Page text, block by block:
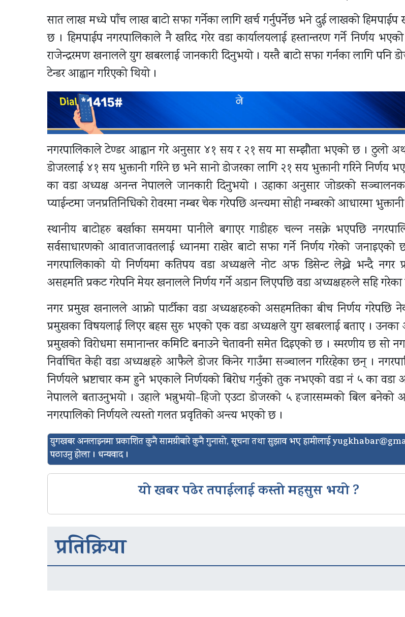
सात लाख मध्ये पाँच लाख बाटो सफा गर्नेका लागि खर्च गर्नुपर्नेछ भने दुई लाखको हिमपाईप
छ । हिमपाईप नगरपालिकाले नै खरिद गरेर वडा कार्यालयलाई हस्तान्तरण गर्ने निर्णय
राजेन्द्ररमण खनालले युग खबरलाई जानकारी दिनुभयो । यस्तै बाटो सफा गर्नका लागि पनि
टेन्डर आह्वान गरिएको थियो ।
नगरपालिकाले टेण्डर आह्वान गरे अनुसार ४१ सय र २१ सय मा सम्झौता भएको छ । ठुलो
डोजरलाई ४१ सय भुक्तानी गरिने छ भने सानो डोजरका लागि २१ सय भुक्तानी गरिने निर्णय
का वडा अध्यक्ष अनन्त नेपालले जानकारी दिनुभयो । उहाका अनुसार जोडरको
प्याईन्टमा जनप्रतिनिधिको रोवरमा नम्बर चेक गरेपछि अन्त्यमा सोही नम्बरको आधारमा
स्थानीय बाटोहरु बर्खाका समयमा पानीले बगाएर गाडीहरु चल्न नसक्ने भएपछि
सर्वसाधारणको आवातजावतलाई ध्यानमा राखेर बाटो सफा गर्ने निर्णय गरेको
नगरपालिकाको यो निर्णयमा कतिपय वडा अध्यक्षले नोट अफ डिसेन्ट लेख्ने भन्दै नगर
असहमति प्रकट गरेपनि मेयर खनालले निर्णय गर्ने अडान लिएपछि वडा अध्यक्षहरुले सहि गरेका
नगर प्रमुख खनालले आफ्नो पार्टीका वडा अध्यक्षहरुको असहमतिका बीच निर्णय गरेपछि
प्रमुखका विषयलाई लिएर बहस सुरु भएको एक वडा अध्यक्षले युग खबरलाई बताए । उनका
प्रमुखको विरोधमा समानान्तर कमिटि बनाउने चेतावनी समेत दिइएको छ । स्मरणीय छ सो
निर्वाचित केही वडा अध्यक्षहरुे आफैले डोजर किनेर गाउँमा सञ्चालन गरिरहेका छन् ।
निर्णयले भ्रष्टाचार कम हुने भएकाले निर्णयको बिरोध गर्नुको तुक नभएको वडा नं ५ का वडा
नेपालले बताउनुभयो । उहाले भन्नुभयो–हिजो एउटा डोजरको ५ हजारसम्मको बिल बनेको
नगरपालिको निर्णयले त्यस्तो गलत प्रवृतिको अन्त्य भएको छ ।
युगखबर अनलाइनमा प्रकाशित कुनै सामग्रीबारे कुनै गुनासो, सूचना तथा सुझाव भए हामीलाई
पठाउनु होला । धन्यवाद ।
यो खबर पढेर तपाईलाई कस्तो महसुस भयो ?
प्रतिक्रिया